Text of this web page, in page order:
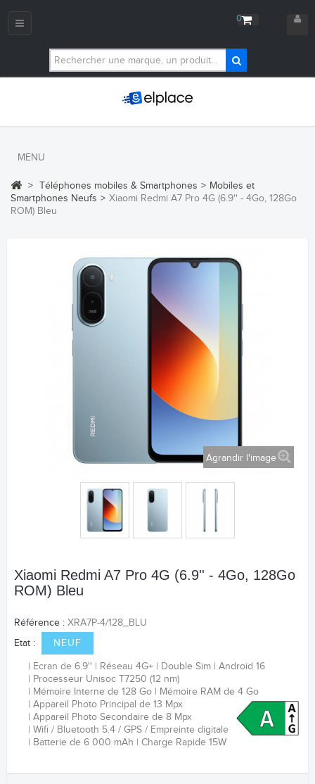
0
Navigation
MENU
> Téléphones mobiles & Smartphones > Mobiles et
Smartphones Neufs > Xiaomi Redmi A7 Pro 4G (6.9'' - 4Go, 128Go
ROM) Bleu
Agrandir l'image
Xiaomi Redmi A7 Pro 4G (6.9'' - 4Go, 128Go
ROM) Bleu
Référence : XRA7P-4/128_BLU
Etat :
NEUF
Ecran de 6.9'' Réseau 4G+ Double Sim
Android 16
Processeur Unisoc T7250 (12 nm)
Mémoire Interne de 128 Go
Mémoire RAM de 4 Go
Appareil Photo Principal de 13 Mpx
Appareil Photo Secondaire de 8 Mpx
Wifi / Bluetooth 5.4 / GPS / Empreinte digitale
Batterie de 6 000 mAh Charge Rapide 15W